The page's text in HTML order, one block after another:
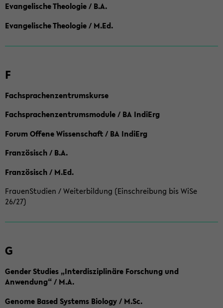
Evangelische Theologie / B.A.
Evangelische Theologie / M.Ed.
F
Fachsprachenzentrumskurse
Fachsprachenzentrumsmodule / BA IndiErg
Forum Offene Wissenschaft / BA IndiErg
Französisch / B.A.
Französisch / M.Ed.
FrauenStudien / Weiterbildung (Einschreibung bis WiSe
26/27)
G
Gender Studies „Interdisziplinäre Forschung und
Anwendung“ / M.A.
Genome Based Systems Biology / M.Sc.